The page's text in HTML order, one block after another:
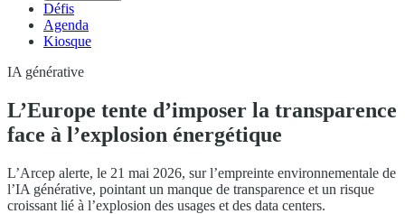
Défis
Agenda
Kiosque
IA générative
L’Europe tente d’imposer la transparence
face à l’explosion énergétique
L’Arcep alerte, le 21 mai 2026, sur l’empreinte environnementale de
l’IA générative, pointant un manque de transparence et un risque
croissant lié à l’explosion des usages et des data centers.